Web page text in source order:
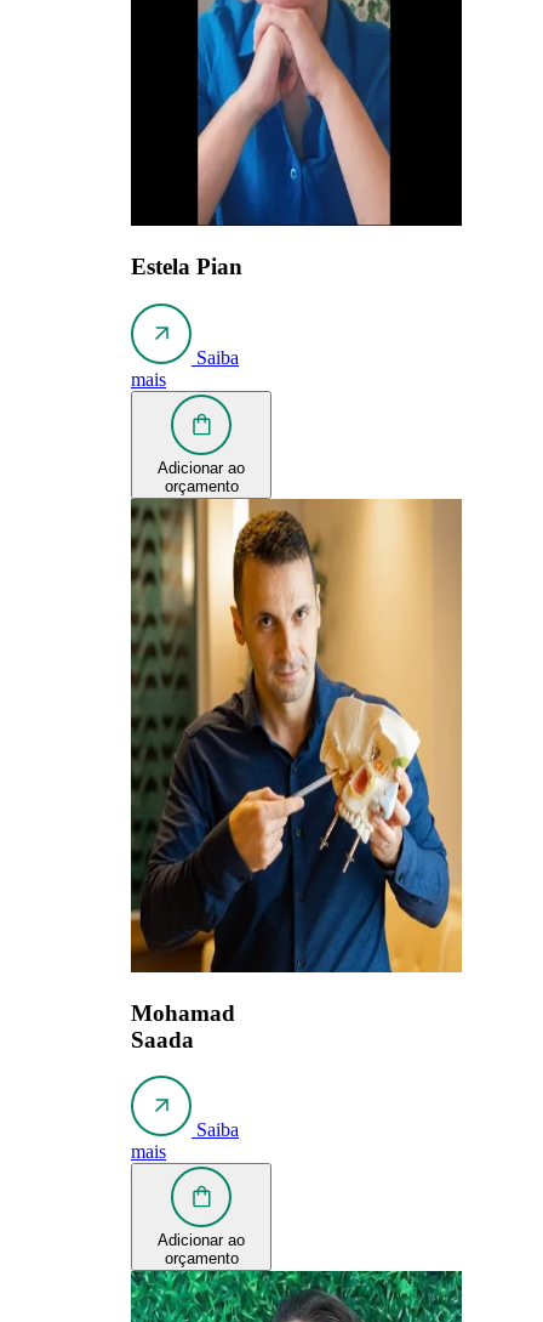
Estela Pian
Saiba
mais
Adicionar ao
orçamento
Mohamad
Saada
Saiba
mais
Adicionar ao
orçamento